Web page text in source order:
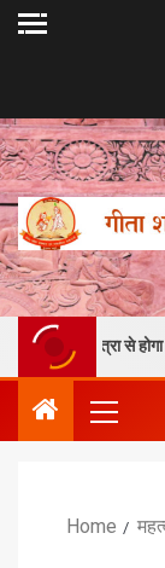
दिव्य शोभायात्रा से
Home